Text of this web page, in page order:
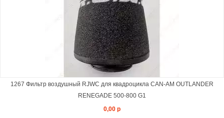
1267 Фильтр воздушный RJWC для квадроцикла CAN-AM OUTLANDER
RENEGADE 500-800 G1
0,00 р